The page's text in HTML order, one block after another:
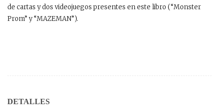
de cartas y dos videojuegos presentes en este libro (“Monster
Prom” y “MAZEMAN”).
DETALLES